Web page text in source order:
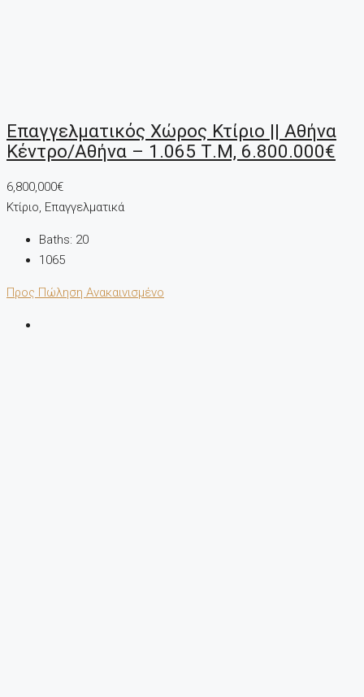
Επαγγελματικός Χώρος Κτίριο || Αθήνα
Κέντρο/Αθήνα – 1.065 Τ.μ, 6.800.000€
6,800,000€
Κτίριο, Επαγγελματικά
Baths: 20
1065
Προς Πώληση Ανακαινισμένο